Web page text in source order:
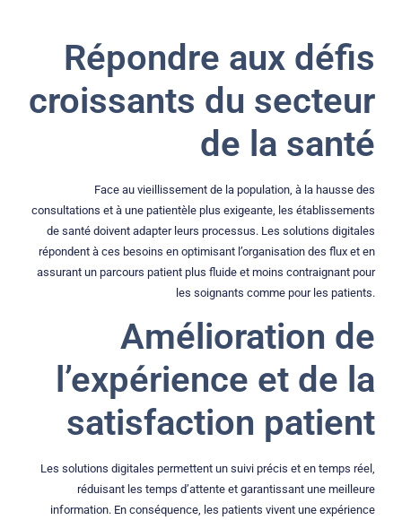
Répondre aux défis
croissants du secteur
de la santé
Face au vieillissement de la population, à la hausse des
consultations et à une patientèle plus exigeante, les établissements
de santé doivent adapter leurs processus. Les solutions digitales
répondent à ces besoins en optimisant l’organisation des flux et en
assurant un parcours patient plus fluide et moins contraignant pour
les soignants comme pour les patients.
Amélioration de
l’expérience et de la
satisfaction patient
Les solutions digitales permettent un suivi précis et en temps réel,
réduisant les temps d’attente et garantissant une meilleure
information. En conséquence, les patients vivent une expérience